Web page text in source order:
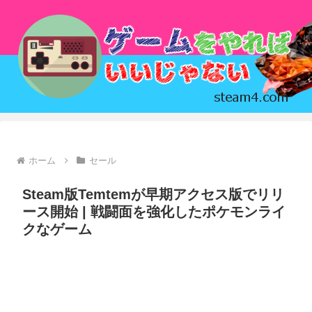
ホーム セール
Steam版Temtemが早期アクセス版でリリ
ース開始 | 戦闘面を強化したポケモンライ
クなゲーム